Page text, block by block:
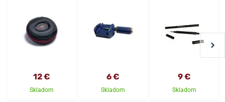
12 €
Skladom
6 €
Skladom
9 €
Skladom